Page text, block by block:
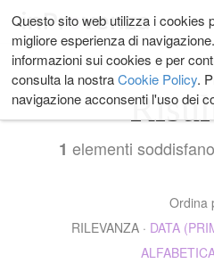
ai
contenuti.
|
Salta
alla
navigazione
Questo sito web utilizza i cookies
migliore esperienza di
informazioni sui cookies e per
consulta la nostraCookie Policy.
navigazione acconsenti l'uso dei
1 elementi
Ordina
RILEVANZA · DATA